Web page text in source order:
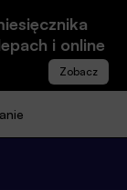
i online